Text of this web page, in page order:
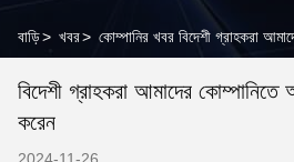
বাড়ি> খবর>
বিদেশী গ্রাহকরা আমাদের কোম্পানিতে
করেন